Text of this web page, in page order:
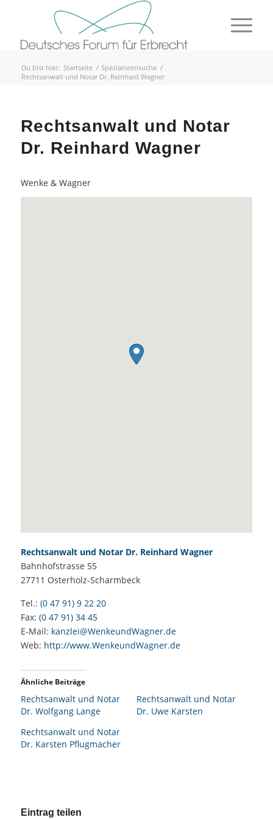
Du bist hier: Startseite / Spezialistensuche /
Rechtsanwalt und Notar Dr. Reinhard Wagner
Rechtsanwalt und Notar
Dr. Reinhard Wagner
Wenke & Wagner
Rechtsanwalt und Notar Dr. Reinhard Wagner
Bahnhofstrasse 55
27711 Osterholz-Scharmbeck
Tel.: (0 47 91) 9 22 20
Fax: (0 47 91) 34 45
E-Mail: kanzlei@WenkeundWagner.de
Web: http://www.WenkeundWagner.de
Ähnliche Beiträge
Rechtsanwalt und Notar
Dr. Wolfgang Lange
Rechtsanwalt und Notar
Dr. Uwe Karsten
Rechtsanwalt und Notar
Dr. Karsten Pflugmacher
Eintrag teilen